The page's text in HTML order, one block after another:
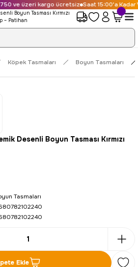
ve üzeri kargo ücretsiz Saat 15:00'a Kadar
Köpek Tasmaları Boyun Tasmaları
Desenli Boyun Tasması Kırmızı
Tasmaları
Ekle